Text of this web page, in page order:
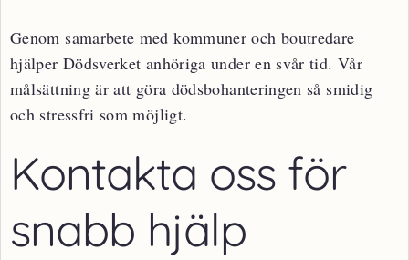
Genom samarbete med kommuner och boutredare
hjälper Dödsverket anhöriga under en svår tid. Vår
målsättning är att göra dödsbohanteringen så smidig
och stressfri som möjligt.
Kontakta oss för
snabb hjälp